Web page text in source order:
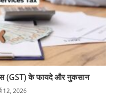
(GST) के फायदे और नुकसान
12, 2026